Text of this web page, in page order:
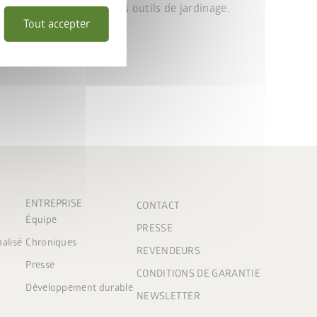
Tout accepter
même de ranger des outils de jardinage.
ENTREPRISE
Équipe
Chroniques
Presse
Développement durable
CONTACT
PRESSE
REVENDEURS
CONDITIONS DE GARANTIE
NEWSLETTER